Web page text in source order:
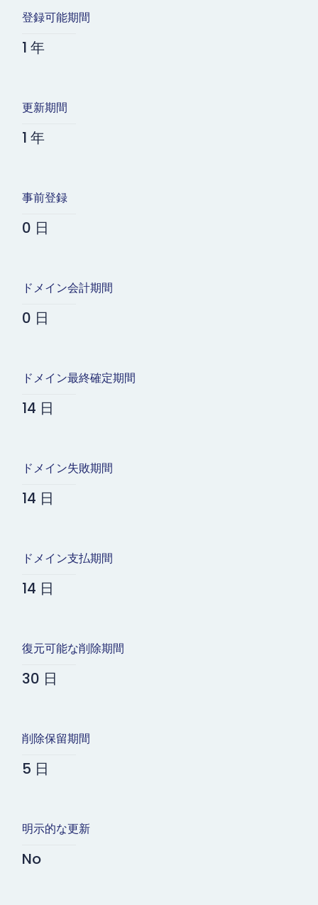
登録可能期間
1 年
更新期間
1 年
事前登録
0 日
ドメイン会計期間
0 日
ドメイン最終確定期間
14 日
ドメイン失敗期間
14 日
ドメイン支払期間
14 日
復元可能な削除期間
30 日
削除保留期間
5 日
明示的な更新
No